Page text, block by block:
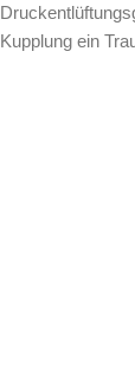
Kupplung ein